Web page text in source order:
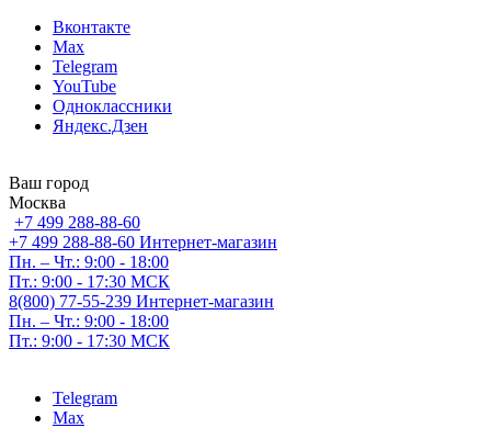
Вконтакте
Max
Telegram
YouTube
Одноклассники
Яндекс.Дзен
Ваш город
Москва
+7 499 288-88-60
+7 499 288-88-60 Интернет-магазин
Пн. – Чт.: 9:00 - 18:00
Пт.: 9:00 - 17:30 МСК
8(800) 77-55-239 Интернет-магазин
Пн. – Чт.: 9:00 - 18:00
Пт.: 9:00 - 17:30 МСК
Telegram
Max